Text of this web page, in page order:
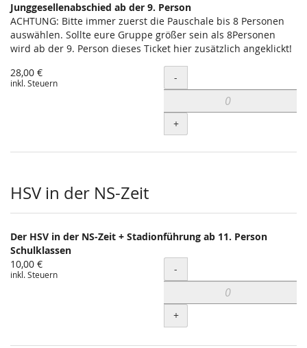
Junggesellenabschied ab der 9. Person
ACHTUNG: Bitte immer zuerst die Pauschale bis 8 Personen
auswählen. Sollte eure Gruppe größer sein als 8Personen
wird ab der 9. Person dieses Ticket hier zusätzlich angeklickt!
28,00 €
inkl. Steuern Menge
-
+
HSV in der NS-Zeit
Der HSV in der NS-Zeit + Stadionführung ab 11. Person
Schulklassen
10,00 €
inkl. Steuern Menge
-
+